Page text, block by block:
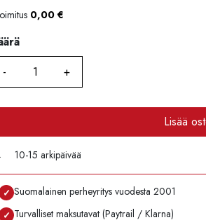
0,00 €
Lisää
10-15 arkipäivää
✓ Suomalainen perheyritys vuodesta 2001
✓ Turvalliset maksutavat (Paytrail / Klarna)